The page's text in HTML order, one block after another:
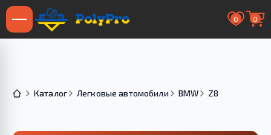
0 0
Каталог Легковые автомобили BMW Z8